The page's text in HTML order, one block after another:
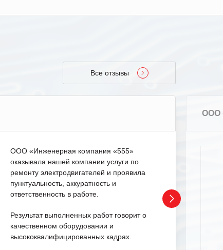
Все отзывы
ООО «Инженерная компания «555»
оказывала нашей компании услуги по
ремонту электродвигателей и проявила
пунктуальность, аккуратность и
ответственность в работе.
Результат выполненных работ говорит о
качественном оборудовании и
высококвалифицированных кадрах.
ООО